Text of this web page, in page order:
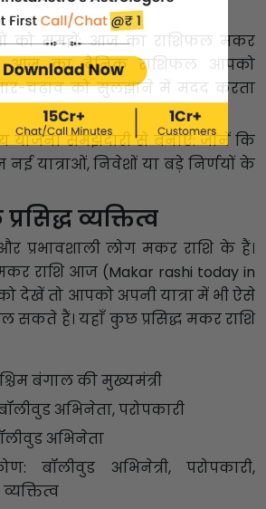
को समझें: आज का राशिफल मकर
आज का दैनिक राशिफल आपको
चढ़ाव को सुलझाने में मदद करता
योजना समझदारी से बनाएं: जानें कि
यात्राओं, निवेशों या बड़े निर्णयों के
व्यक्तित्व
लोग मकर राशि के हैं।
राशि आज (Makar rashi today in
देखें तो आपको अपनी यात्रा में भी ऐसे
सकते हैं। यहाँ कुछ प्रसिद्ध मकर राशि
बंगाल की मुख्यमंत्री
अभिनेता, परोपकारी
अभिनेता
बॉलीवुड अभिनेत्री, परोपकारी,